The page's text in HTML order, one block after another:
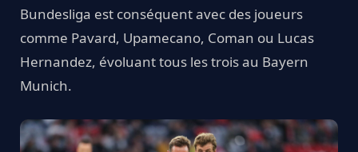
Bundesliga est conséquent avec des joueurs
comme Pavard, Upamecano, Coman ou Lucas
Hernandez, évoluant tous les trois au Bayern
Munich.